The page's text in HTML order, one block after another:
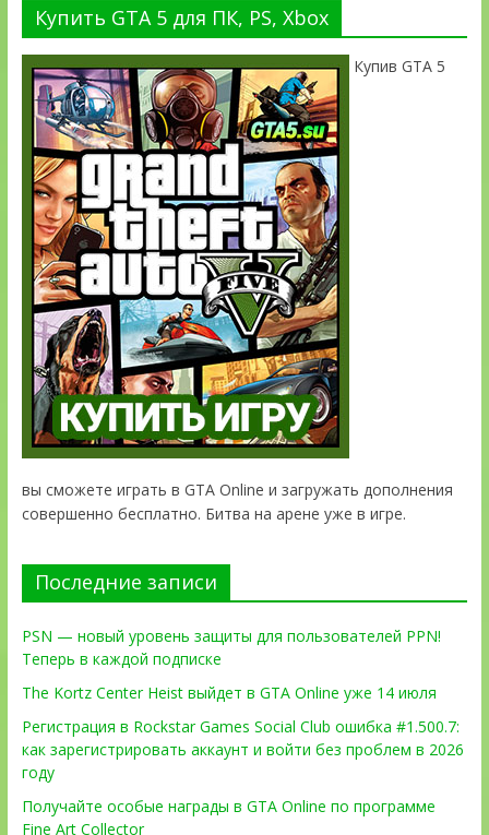
Купить GTA 5 для ПК, PS, Xbox
Купив GTA 5
вы сможете играть в GTA Online и загружать дополнения
совершенно бесплатно. Битва на арене уже в игре.
Последние записи
PSN — новый уровень защиты для пользователей PPN!
Теперь в каждой подписке
The Kortz Center Heist выйдет в GTA Online уже 14 июля
Регистрация в Rockstar Games Social Club ошибка #1.500.7:
как зарегистрировать аккаунт и войти без проблем в 2026
году
Получайте особые награды в GTA Online по программе
Fine Art Collector